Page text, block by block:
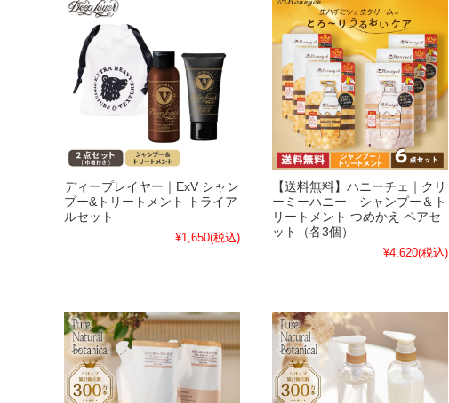
ディープレイヤー｜ExV シャン
プー&トリートメント トライア
ルセット
¥1,650(税込)
【送料無料】ハニーチェ｜クリ
ーミーハニー シャンプー＆ト
リートメント つめかえ ペアセ
ット（各3個）
¥4,620(税込)